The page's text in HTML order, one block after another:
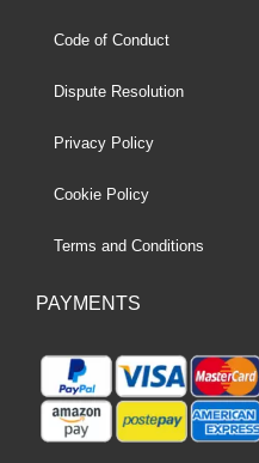
Code of Conduct
Dispute Resolution
Privacy Policy
Cookie Policy
Terms and Conditions
PAYMENTS